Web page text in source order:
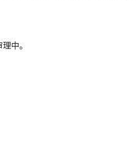
中。